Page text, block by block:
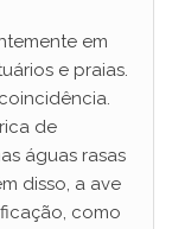
em
e praias.
de
águas rasas
disso, a ave
como